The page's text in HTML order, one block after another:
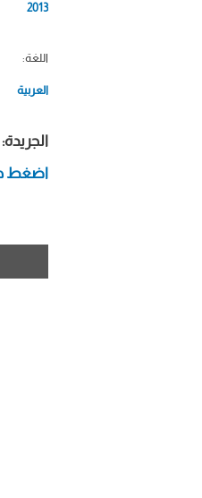
2013
اللغة:
العربية
الجريدة:
اضغط